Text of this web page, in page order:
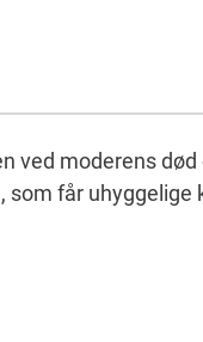
ved moderens død
får uhyggelige